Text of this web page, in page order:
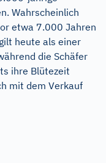
Wahrscheinlich
etwa 7.000 Jahren
heute als einer
die Schäfer
ihre Blütezeit
mit dem Verkauf